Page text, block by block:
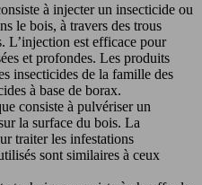
à injecter un insecticide ou
le bois, à travers des trous
L’injection est efficace pour
et profondes. Les produits
insecticides de la famille des
à base de borax.
consiste à pulvériser un
la surface du bois. La
traiter les infestations
sont similaires à ceux